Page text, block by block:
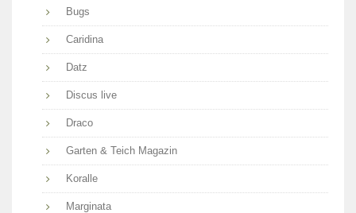
Bugs
Caridina
Datz
Discus live
Draco
Garten & Teich Magazin
Koralle
Marginata